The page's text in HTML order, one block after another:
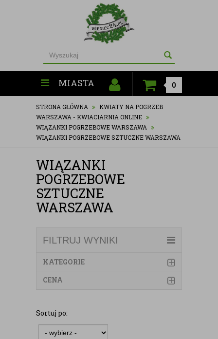
MIASTA 0
STRONA GŁÓWNA
KWIATY NA POGRZEB
WARSZAWA - KWIACIARNIA ONLINE
WIĄZANKI POGRZEBOWE WARSZAWA
WIĄZANKI POGRZEBOWE SZTUCZNE WARSZAWA
WIĄZANKI
POGRZEBOWE
SZTUCZNE
WARSZAWA
FILTRUJ WYNIKI
KATEGORIE
CENA
Sortuj po: